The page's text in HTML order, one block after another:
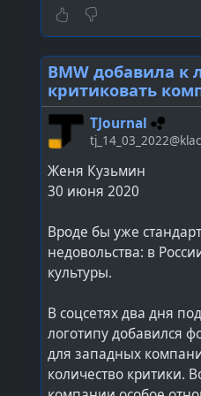
и национальных, а
Затем слово взяла
о висящих по всей
скрываться
гей-пропаганда.
вывешивался, в том
хотелось, чтобы все-
Конституцию, чтобы
выстроить
На подозрения
линия» Армену
BMW добавила к
критиковать
TJournal
Женя Кузьмин
30 июня 2020
Вроде бы уже
недовольства: в
культуры.
В соцсетях два дня
логотипу добавился
для западных
количество критики.